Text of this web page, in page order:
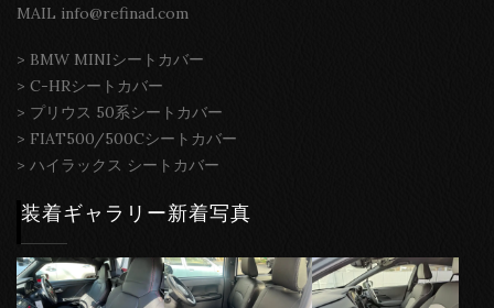
MAIL info@refinad.com
> BMW MINIシートカバー
> C-HRシートカバー
> プリウス 50系シートカバー
> FIAT500/500Cシートカバー
> ハイラックス シートカバー
装着ギャラリー新着写真